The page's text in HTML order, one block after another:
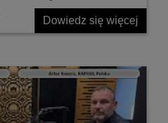
Dowiedz się więcej